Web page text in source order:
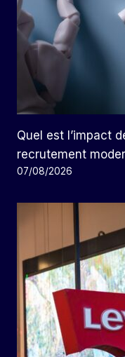
Quel est l’impact
recrutement
07/08/2026